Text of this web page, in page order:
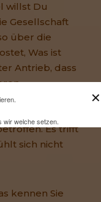
willst Du
Gesellschaft
über die
Was ist
Antrieb, dass
fühlt sich
Es trifft
sich nicht
kennen Sie
✕
wir welche setzen.